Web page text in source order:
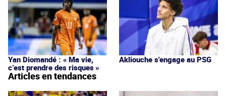
Yan Diomandé : « Ma vie,
c’est prendre des risques »
Akliouche s'engage au PSG
Articles en tendances